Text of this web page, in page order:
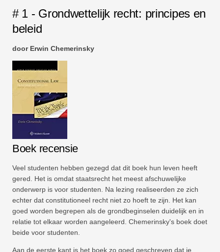
# 1 - Grondwettelijk recht: principes en
beleid
door Erwin Chemerinsky
Boek recensie
Veel studenten hebben gezegd dat dit boek hun leven heeft
gered. Het is omdat staatsrecht het meest afschuwelijke
onderwerp is voor studenten. Na lezing realiseerden ze zich
echter dat constitutioneel recht niet zo hoeft te zijn. Het kan
goed worden begrepen als de grondbeginselen duidelijk en in
relatie tot elkaar worden aangeleerd. Chemerinsky's boek doet
beide voor studenten.
Aan de eerste kant is het boek zo goed geschreven dat je